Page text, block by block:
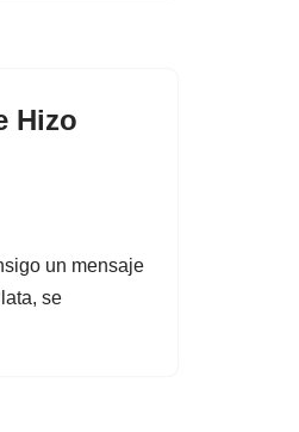
Hizo
un mensaje
se